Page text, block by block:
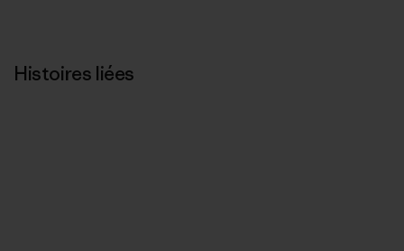
Histoires liées